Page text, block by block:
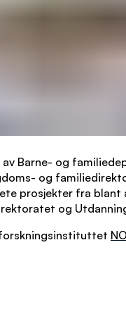
Barne- og
og
prosjekter fra blant
og
forskningsinstituttet